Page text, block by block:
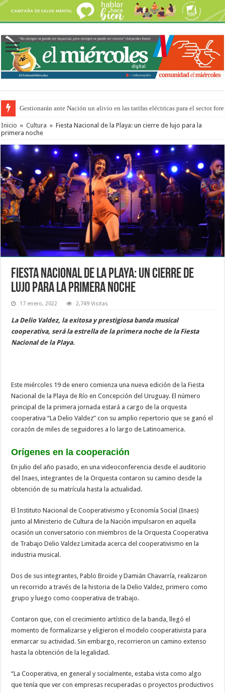
Gestionarán ante Nación un alivio en las tarifas eléctricas para el sector
La media sanción a la ley de Inviolabilidad ya ingresó en revisión a
Inicio » Cultura » Fiesta Nacional de la Playa: un cierre de lujo para la
primera noche
Fiesta Nacional de la Playa: un cierre de
lujo para la primera noche
17 enero, 2022 2,749 Visitas
La Delio Valdez, la exitosa y prestigiosa banda musical
cooperativa, será la estrella de la primera noche de la Fiesta
Nacional de la Playa.
Este miércoles 19 de enero comienza una nueva edición de la Fiesta
Nacional de la Playa de Río en Concepción del Uruguay. El número
principal de la primera jornada estará a cargo de la orquesta
cooperativa “La Delio Valdez” con su amplio repertorio que se ganó el
corazón de miles de seguidores a lo largo de Latinoamerica.
Orígenes en la cooperación
En julio del año pasado, en una videoconferencia desde el auditorio
del Inaes, integrantes de la Orquesta contaron su camino desde la
obtención de su matrícula hasta la actualidad.
El Instituto Nacional de Cooperativismo y Economía Social (Inaes)
junto al Ministerio de Cultura de la Nación impulsaron en aquella
ocasión un conversatorio con miembros de la Orquesta Cooperativa
de Trabajo Delio Valdez Limitada acerca del cooperativismo en la
industria musical.
Dos de sus integrantes, Pablo Broide y Damián Chavarría, realizaron
un recorrido a través de la historia de la Delio Valdez, primero como
grupo y luego como cooperativa de trabajo.
Contaron que, con el crecimiento artístico de la banda, llegó el
momento de formalizarse y eligieron el modelo cooperativista para
enmarcar su actividad. Sin embargo, recorrieron un camino extenso
hasta la obtención de la legalidad.
“La Cooperativa, en general y socialmente, estaba vista como algo
que tenía que ver con empresas recuperadas o proyectos productivos